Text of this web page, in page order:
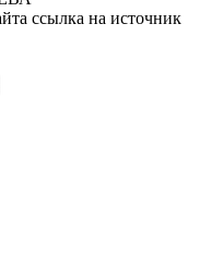
ссылка на источник